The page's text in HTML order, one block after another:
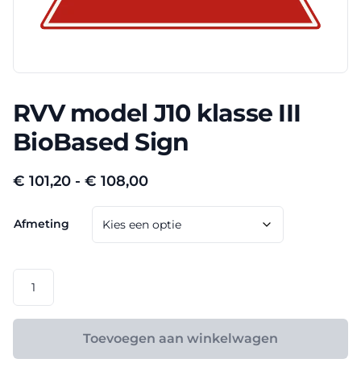
RVV model J10 klasse III
BioBased Sign
€ 101,20 - € 108,00Prijsklasse:
€ 101,20
tot
€ 108,00
Afmeting
model
J10
III
Toevoegen aan winkelwagen